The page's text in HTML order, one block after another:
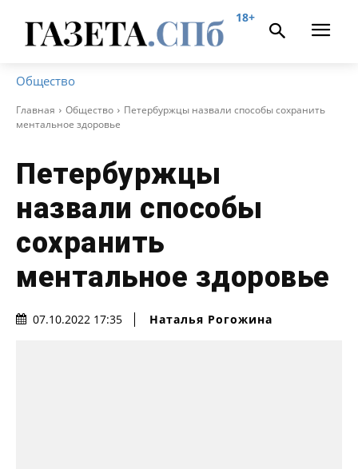
18+
Общество
Главная Общество
Петербуржцы назвали способы сохранить
ментальное здоровье
Петербуржцы
назвали способы
сохранить
ментальное здоровье
07.10.2022 17:35 Наталья Рогожина